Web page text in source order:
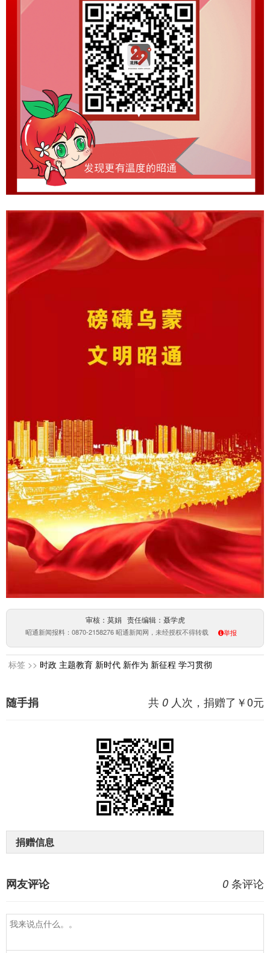
审核：莫娟 责任编辑：聂学虎
昭通新闻报料：0870-2158276 昭通新闻网，未经授权不得转载 举报
标签 >> 时政 主题教育 新时代 新作为 新征程 学习贯彻
共 0 人次，捐赠了￥0元
随手捐
捐赠信息
0 条评论
网友评论